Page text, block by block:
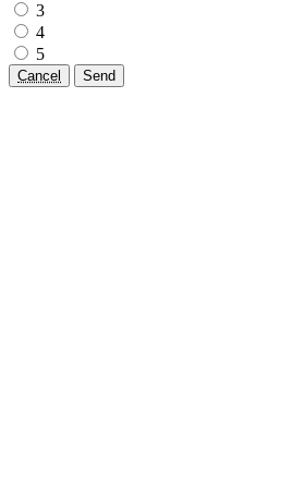
3
4
5
Cancel Send